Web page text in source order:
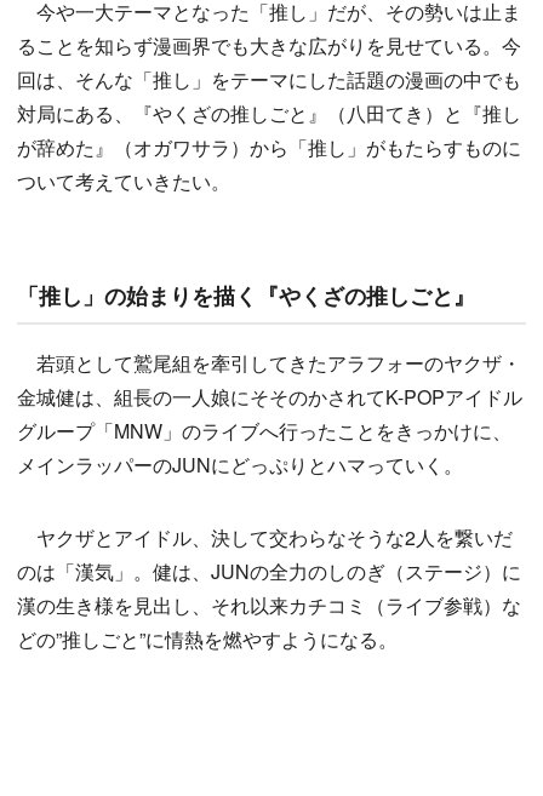
今や一大テーマとなった「推し」だが、その勢いは止ま
ることを知らず漫画界でも大きな広がりを見せている。今
回は、そんな「推し」をテーマにした話題の漫画の中でも
対局にある、『やくざの推しごと』（八田てき）と『推し
が辞めた』（オガワサラ）から「推し」がもたらすものに
ついて考えていきたい。
「推し」の始まりを描く『やくざの推しごと』
若頭として鷲尾組を牽引してきたアラフォーのヤクザ・
金城健は、組長の一人娘にそそのかされてK-POPアイドル
グループ「MNW」のライブへ行ったことをきっかけに、
メインラッパーのJUNにどっぷりとハマっていく。
ヤクザとアイドル、決して交わらなそうな2人を繋いだ
のは「漢気」。健は、JUNの全力のしのぎ（ステージ）に
漢の生き様を見出し、それ以来カチコミ（ライブ参戦）な
どの”推しごと”に情熱を燃やすようになる。